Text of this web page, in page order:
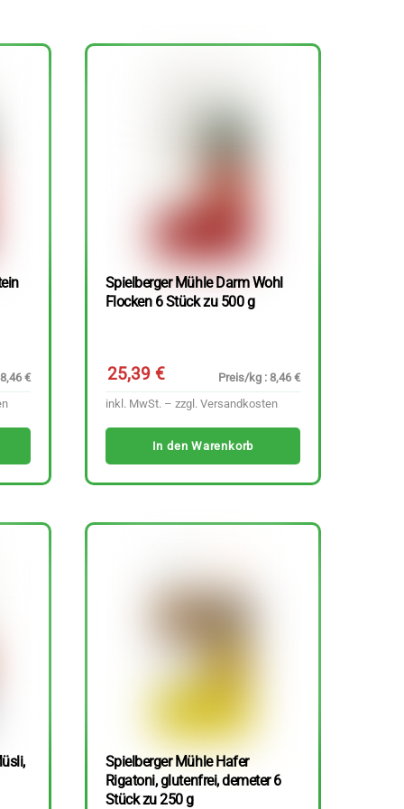
€
Spielberger Mühle Darm Wohl
Flocken 6 Stück zu 500 g
25,39€
Preis/kg : 8,46 €
inkl. MwSt. – zzgl. Versandkosten
In den Warenkorb
Spielberger Mühle Hafer
Rigatoni, glutenfrei, demeter 6
Stück zu 250 g